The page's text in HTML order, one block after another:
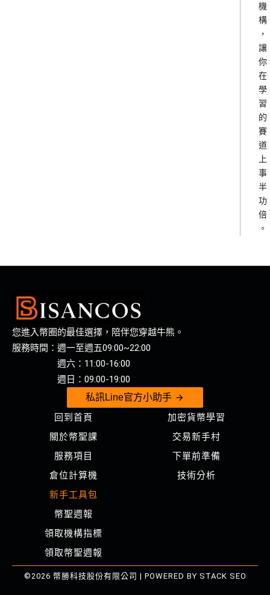
機
構
，
讓
你
在
學
習
的
賽
道
上
事
半
功
倍
。
您進入幣圈的最佳選擇，陪伴您穿越牛熊。
服務時間：週一至週五09:00~22:00
週六：11:00-16:00
週日：09:00-19:00
私訊Line官方小助手
回到首頁
關於幣聖課
服務項目
倉位計算機
加密貨幣學習
交易新手村
下單前準備
技術分析
新手工具包
幣聖週報
領取機構指標
領取幣聖週報
©2026 幣勝科技股份有限公司 | POWERED BY STACK SEO